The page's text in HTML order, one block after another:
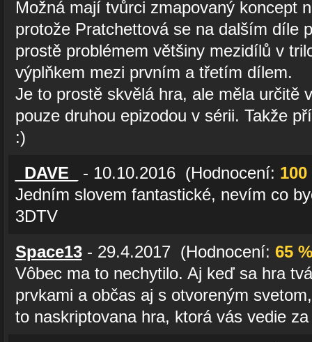
Možná mají tvůrci zmapovaný koncept
protože Pratchettová se na dalším díle
prostě problémem většiny mezidílů v
výplňkem mezi prvním a třetím dílem.
Je to prostě skvělá hra, ale měla určitě
pouze druhou epizodou v sérii. Takže
:)
_DAVE_
- 10.10.2016 (Hodnocení: 100
Jedním slovem fantastické, nevím co
3DTV
Space13- 29.4.2017 (Hodnocení: 65 %
Vôbec ma to nechytilo. Aj keď sa hra
prvkami a občas aj s otvoreným
to naskriptovana hra, ktorá vás vedie